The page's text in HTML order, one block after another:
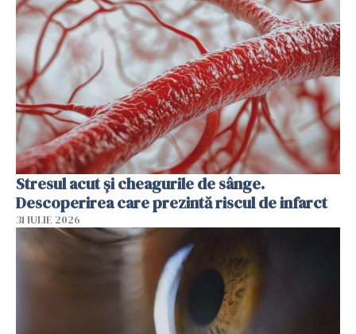
Stresul acut și cheagurile de sânge.
Descoperirea care prezintă riscul de infarct
31 IULIE 2026